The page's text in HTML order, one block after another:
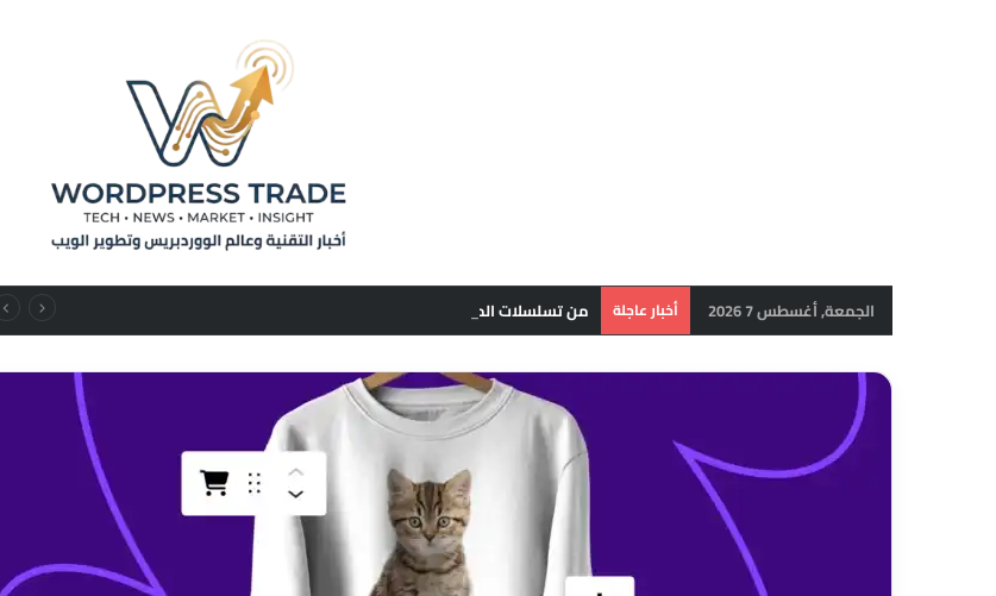
الجمعة, أغسطس 7 2026 أخبار عاجلة